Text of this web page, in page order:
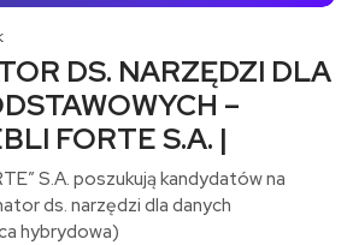
DS. NARZĘDZI DLA
–
FORTE S.A. |
S.A. poszukują kandydatów na
ds. narzędzi dla danych
hybrydowa)​